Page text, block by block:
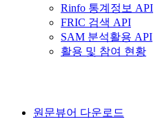
Rinfo 통계정보 API
FRIC 검색 API
SAM 분석활용 API
활용 및 참여 현황
원문뷰어 다운로드